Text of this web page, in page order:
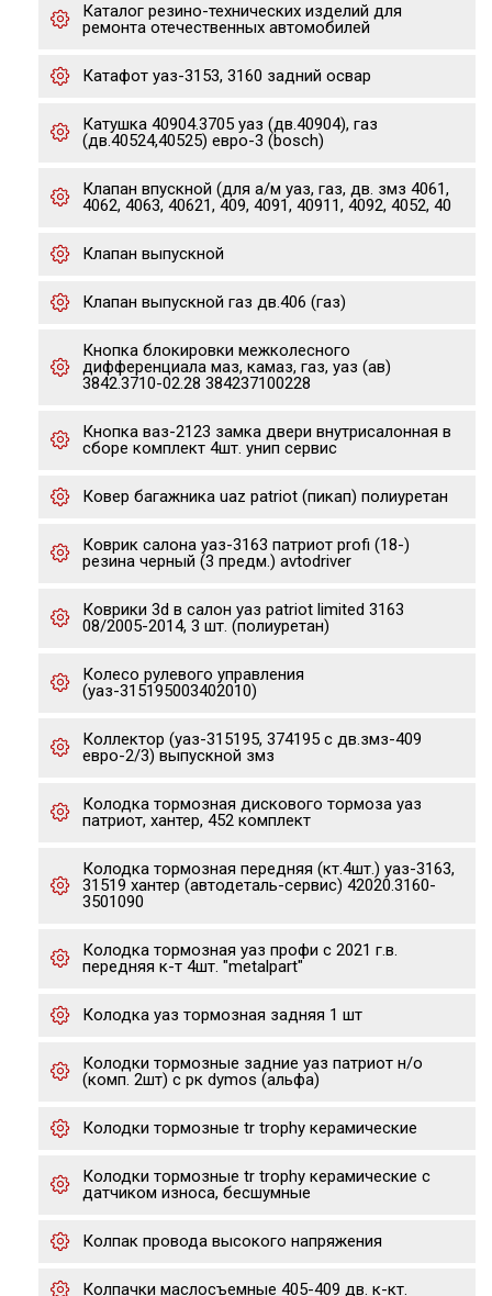
Каталог резино-технических изделий для
ремонта отечественных автомобилей
Катафот уаз-3153, 3160 задний освар
Катушка 40904.3705 уаз (дв.40904), газ
(дв.40524,40525) евро-3 (bosch)
Клапан впускной (для а/м уаз, газ, дв. змз 4061,
4062, 4063, 40621, 409, 4091, 40911, 4092, 4052, 40
Клапан выпускной
Клапан выпускной газ дв.406 (газ)
Кнопка блокировки межколесного
дифференциала маз, камаз, газ, уаз (ав)
3842.3710-02.28 384237100228
Кнопка ваз-2123 замка двери внутрисалонная в
сборе комплект 4шт. унип сервис
Ковер багажника uaz patriot (пикап) полиуретан
Коврик салона уаз-3163 патриот profi (18-)
резина черный (3 предм.) avtodriver
Коврики 3d в салон уаз patriot limited 3163
08/2005-2014, 3 шт. (полиуретан)
Колесо рулевого управления
(уаз-315195003402010)
Коллектор (уаз-315195, 374195 с дв.змз-409
евро-2/3) выпускной змз
Колодка тормозная дискового тормоза уаз
патриот, хантер, 452 комплект
Колодка тормозная передняя (кт.4шт.) уаз-3163,
31519 хантер (автодеталь-сервис) 42020.3160-
3501090
Колодка тормозная уаз профи с 2021 г.в.
передняя к-т 4шт. "metalpart"
Колодка уаз тормозная задняя 1 шт
Колодки тормозные задние уаз патриот н/о
(комп. 2шт) с рк dymos (альфа)
Колодки тормозные tr trophy керамические
Колодки тормозные tr trophy керамические с
датчиком износа, бесшумные
Колпак провода высокого напряжения
Колпачки маслосъемные 405-409 дв. к-кт.